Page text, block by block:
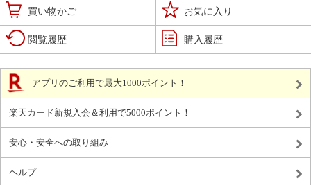
買い物かご お気に入り
閲覧履歴 購入履歴
アプリのご利用で最大1000ポイント！
楽天カード新規入会＆利用で5000ポイント！
安心・安全への取り組み
ヘルプ